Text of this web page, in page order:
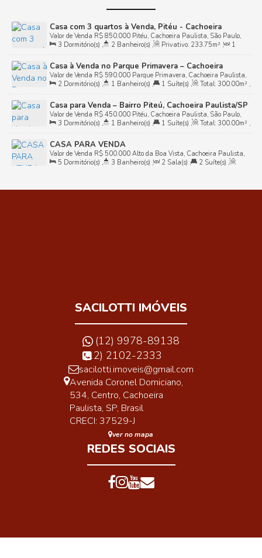
Casa com 3 quartos à Venda, Pitéu - Cachoeira
Paulista
R$ 850.000
Valor de Venda
Pitéu, Cachoeira Paulista, São Paulo,
Brasil
3 Dormitório(s) , 2 Banheiro(s) , Privativo: 233.75m² ,
1
Casa à Venda no Parque Primavera – Cachoeira
Paulista/SP R$ 590.000
Valor de Venda
Parque Primavera, Cachoeira Paulista,
São Paulo, Brasil
2 Dormitório(s) , 1 Banheiro(s) , 1 Suíte(s) , Total: 300.00m² ,
Casa para Venda – Bairro Piteú, Cachoeira Paulista/SP
R$ 450.000
Valor de Venda
Pitéu, Cachoeira Paulista, São Paulo,
Brasil
3 Dormitório(s) , 1 Banheiro(s) , 1 Suíte(s) , Total: 300.00m² ,
CASA PARA VENDA
R$ 500.000
Valor de Venda
Alto da Boa Vista, Cachoeira Paulista,
São Paulo, Brasil
5 Dormitório(s) , 3 Banheiro(s) , 2 Sala(s) , 2 Suíte(s) ,
SACILOTTI IMÓVEIS
(12) 9978-89138
(12) 2102-2333
sacilotti.imoveis@gmail.com
Avenida Coronel Domiciano,
534, Centro, Cachoeira
Paulista, SP, Brasil
CRECI: 37529-J
ver no mapa
REDES SOCIAIS